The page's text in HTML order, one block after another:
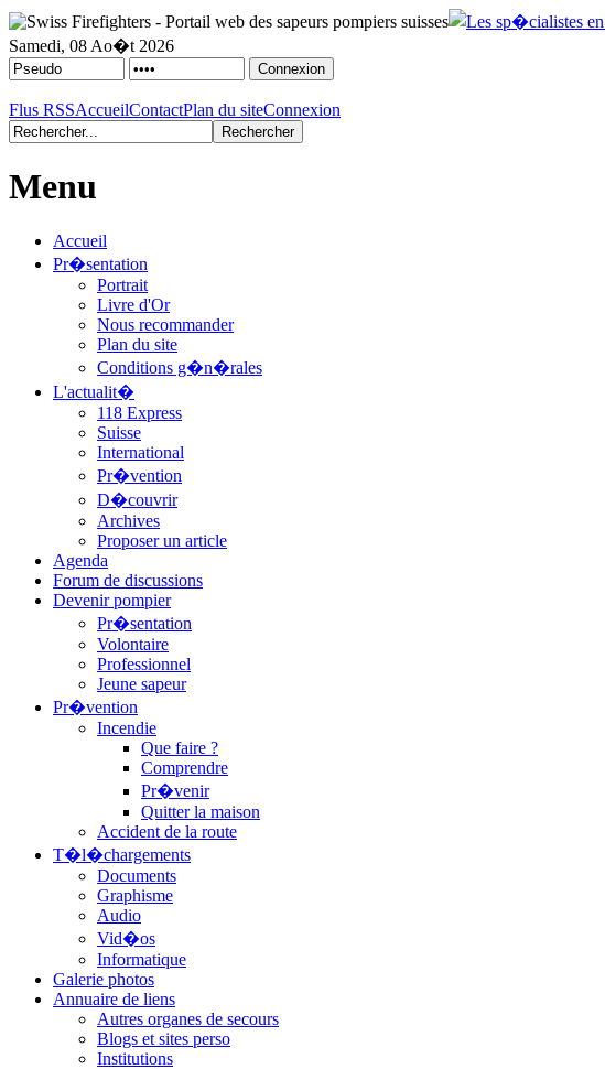
Samedi, 08 Ao�t 2026
Flus RSSAccueilContactPlan du siteConnexion
Menu
Accueil
Pr�sentation
Portrait
Livre d'Or
Nous recommander
Plan du site
Conditions g�n�rales
L'actualit�
118 Express
Suisse
International
Pr�vention
D�couvrir
Archives
Proposer un article
Agenda
Forum de discussions
Devenir pompier
Pr�sentation
Volontaire
Professionnel
Jeune sapeur
Pr�vention
Incendie
Que faire ?
Comprendre
Pr�venir
Quitter la maison
Accident de la route
T�l�chargements
Documents
Graphisme
Audio
Vid�os
Informatique
Galerie photos
Annuaire de liens
Autres organes de secours
Blogs et sites perso
Institutions